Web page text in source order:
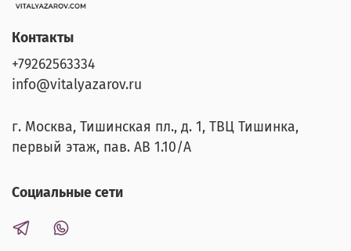
Контакты
+79262563334
info@vitalyazarov.ru
г. Москва, Тишинская пл., д. 1, ТВЦ Тишинка,
первый этаж, пав. АВ 1.10/A
Социальные сети